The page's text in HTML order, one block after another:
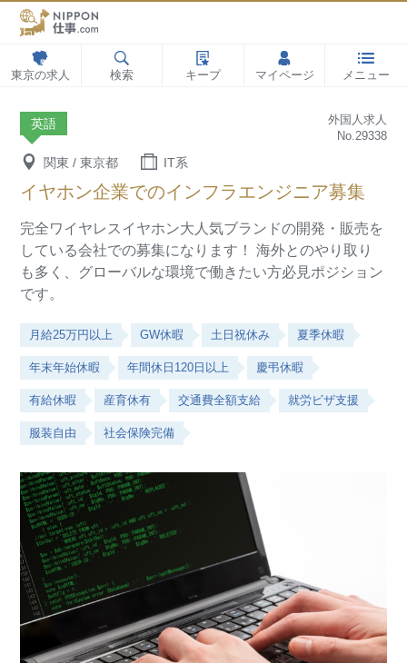
東京の求人 検索 キープ マイページ メニュー
英語
外国人求人
No.29338
関東 / 東京都 IT系
イヤホン企業でのインフラエンジニア募集
完全ワイヤレスイヤホン大人気ブランドの開発・販売を
している会社での募集になります！
海外とのやり取り
も多く、グローバルな環境で働きたい方必見ポジション
です。
月給25万円以上 GW休暇 土日祝休み 夏季休暇
年末年始休暇 年間休日120日以上 慶弔休暇
有給休暇 産育休有 交通費全額支給 就労ビザ支援
服装自由 社会保険完備